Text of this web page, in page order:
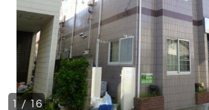
1/16